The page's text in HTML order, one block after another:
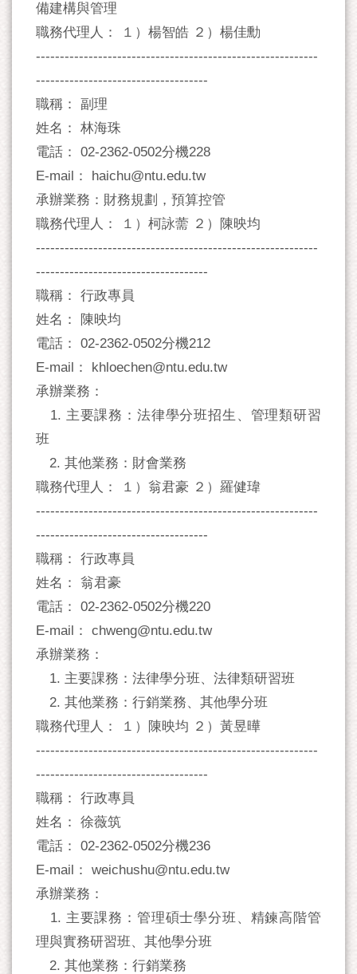
備建構與管理
職務代理人： １）楊智皓 ２）楊佳勳
-----------------------------------------------------------
------------------------------------
職稱： 副理
姓名： 林海珠
電話： 02-2362-0502分機228
E-mail： haichu@ntu.edu.tw
承辦業務：財務規劃，預算控管
職務代理人： １）柯詠薷 ２）陳映均
-----------------------------------------------------------
------------------------------------
職稱： 行政專員
姓名： 陳映均
電話： 02-2362-0502分機212
E-mail： khloechen@ntu.edu.tw
承辦業務：
1. 主要課務：法律學分班招生、管理類研習
班
2. 其他業務：財會業務
職務代理人： １）翁君豪 ２）羅健瑋
-----------------------------------------------------------
------------------------------------
職稱： 行政專員
姓名： 翁君豪
電話： 02-2362-0502分機220
E-mail： chweng@ntu.edu.tw
承辦業務：
1. 主要課務：法律學分班、法律類研習班
2. 其他業務：行銷業務、其他學分班
職務代理人： １）陳映均 ２）黃昱曄
-----------------------------------------------------------
------------------------------------
職稱： 行政專員
姓名： 徐薇筑
電話： 02-2362-0502分機236
E-mail： weichushu@ntu.edu.tw
承辦業務：
1. 主要課務：管理碩士學分班、精鍊高階管
理與實務研習班、其他學分班
2. 其他業務：行銷業務